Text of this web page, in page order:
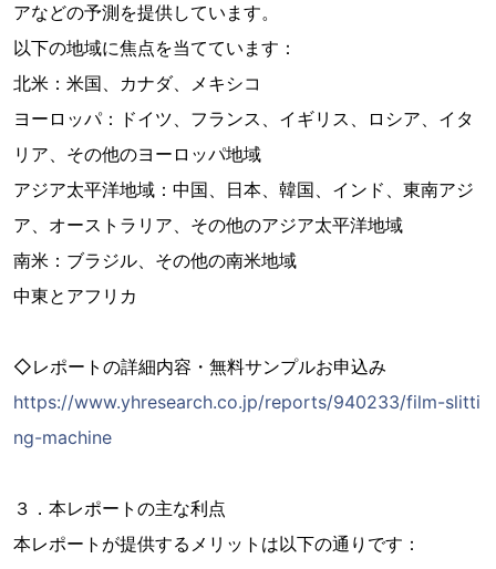
アなどの予測を提供しています。
以下の地域に焦点を当てています：
北米：米国、カナダ、メキシコ
ヨーロッパ：ドイツ、フランス、イギリス、ロシア、イタ
リア、その他のヨーロッパ地域
アジア太平洋地域：中国、日本、韓国、インド、東南アジ
ア、オーストラリア、その他のアジア太平洋地域
南米：ブラジル、その他の南米地域
中東とアフリカ
◇レポートの詳細内容・無料サンプルお申込み
https://www.yhresearch.co.jp/reports/940233/film-slitti
ng-machine
３．本レポートの主な利点
本レポートが提供するメリットは以下の通りです：